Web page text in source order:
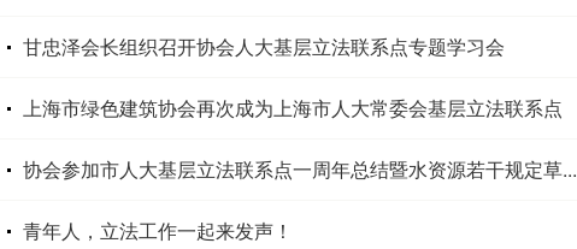
甘忠泽会长组织召开协会人大基层立法联系点专题学习会
上海市绿色建筑协会再次成为上海市人大常委会基层立法联系点
协会参加市人大基层立法联系点一周年总结暨水资源若干规定草...
青年人，立法工作一起来发声！